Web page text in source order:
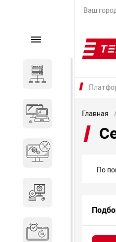
Ваш
Каталог
Компьютеры и
Система
переговорных
Главная
По